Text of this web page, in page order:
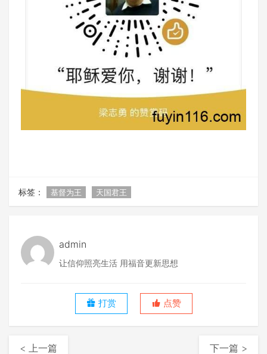
标签： 基督为王 天国君王
admin
让信仰照亮生活 用福音更新思想
打赏 点赞
< 上一篇 下一篇 >